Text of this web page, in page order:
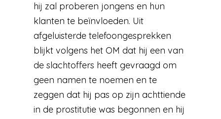
hij zal proberen jongens en hun
klanten te beïnvloeden. Uit
afgeluisterde telefoongesprekken
blijkt volgens het OM dat hij een van
de slachtoffers heeft gevraagd om
geen namen te noemen en te
zeggen dat hij pas op zijn achttiende
in de prostitutie was begonnen en hij